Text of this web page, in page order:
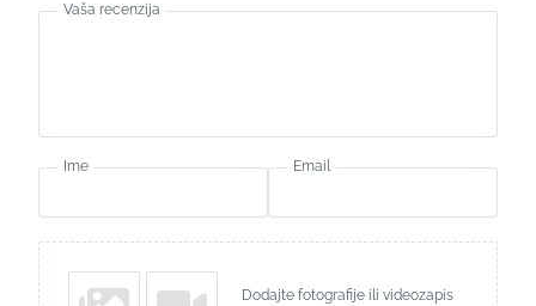
Vaša recenzija
Ime Email
Dodajte fotografije ili videozapis